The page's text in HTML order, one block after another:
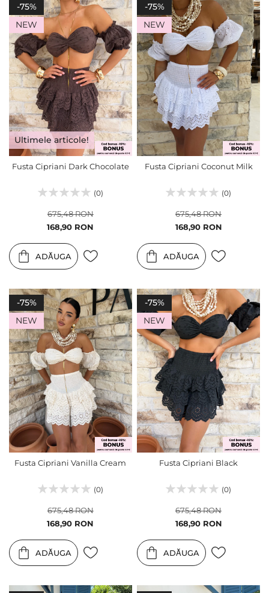
-75%
NEW
Ultimele articole!
Fusta Cipriani Dark Chocolate
(0)
Pret
168,90 RON
675,48 RON
ADĂUGA
-75%
NEW
Fusta Cipriani Coconut Milk
(0)
Pret
168,90 RON
675,48 RON
ADĂUGA
-75%
NEW
Fusta Cipriani Vanilla Cream
(0)
Pret
168,90 RON
675,48 RON
ADĂUGA
-75%
NEW
Fusta Cipriani Black
(0)
Pret
168,90 RON
675,48 RON
ADĂUGA